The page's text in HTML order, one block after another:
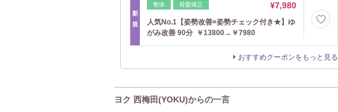
新
規
整体 骨盤矯正 ¥7,980
人気No.1【姿勢改善×姿勢チェック付き★】ゆ
がみ改善 90分 ￥13800→￥7980
おすすめクーポンをもっと見る
ヨク 西梅田(YOKU)からの一言